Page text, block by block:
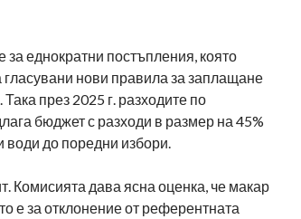
еднократни постъпления, която
гласувани нови правила за заплащане
през 2025 г. разходите по
бюджет с разходи в размер на 45%
до поредни избори.
Комисията дава ясна оценка, че макар
е за отклонение от референтната